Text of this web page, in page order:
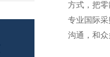
方式，把
专业国际
沟通，和